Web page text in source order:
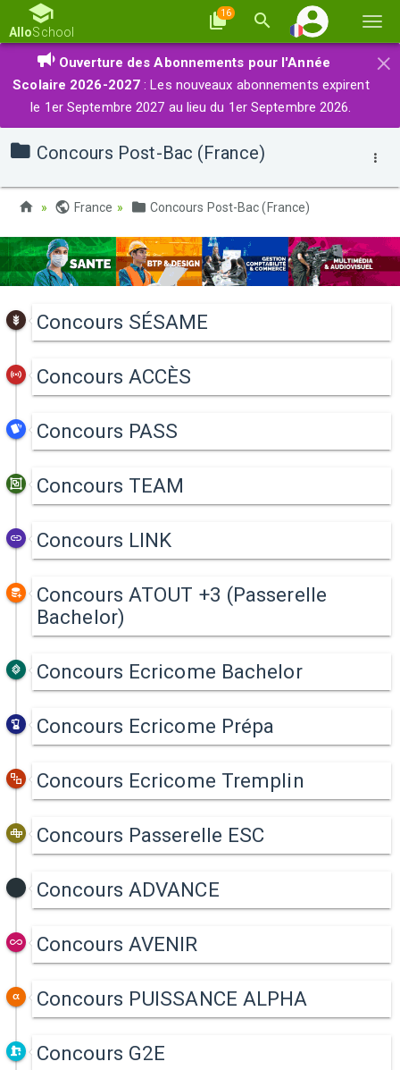
la
AlloSchool
16
×
Ouverture des Abonnements pour l'Année
Scolaire 2026-2027 : Les nouveaux abonnements expirent
le 1er Septembre 2027 au lieu du 1er Septembre 2026.
Concours Post-Bac (France)
France Concours Post-Bac (France)
Concours SÉSAME
Concours ACCÈS
Concours PASS
Concours TEAM
Concours LINK
Concours ATOUT +3 (Passerelle
Bachelor)
Concours Ecricome Bachelor
Concours Ecricome Prépa
Concours Ecricome Tremplin
Concours Passerelle ESC
Concours ADVANCE
Concours AVENIR
Concours PUISSANCE ALPHA
Concours G2E